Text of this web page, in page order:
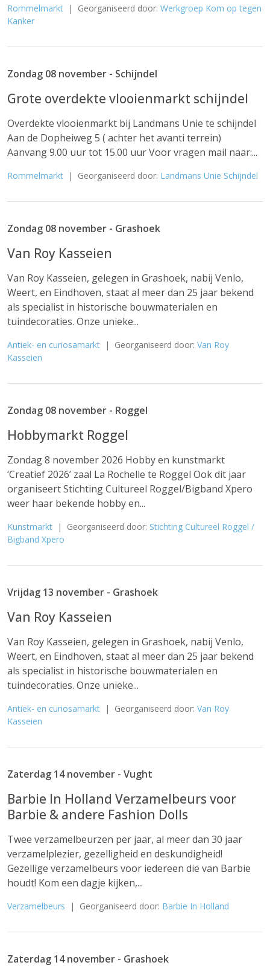
Rommelmarkt | Georganiseerd door: Werkgroep Kom op tegen
Kanker
Zondag 08 november - Schijndel
Grote overdekte vlooienmarkt schijndel
Overdekte vlooienmarkt bij Landmans Unie te schijndel
Aan de Dopheiweg 5 ( achter het avanti terrein)
Aanvang 9.00 uur tot 15.00 uur Voor vragen mail naar:...
Rommelmarkt | Georganiseerd door: Landmans Unie Schijndel
Zondag 08 november - Grashoek
Van Roy Kasseien
Van Roy Kasseien, gelegen in Grashoek, nabij Venlo,
Weert, en Eindhoven, staat al meer dan 25 jaar bekend
als specialist in historische bouwmaterialen en
tuindecoraties. Onze unieke...
Antiek- en curiosamarkt | Georganiseerd door: Van Roy
Kasseien
Zondag 08 november - Roggel
Hobbymarkt Roggel
Zondag 8 november 2026 Hobby en kunstmarkt
‘Creatief 2026’ zaal La Rochelle te Roggel Ook dit jaar
organiseert Stichting Cultureel Roggel/Bigband Xpero
weer haar bekende hobby en...
Kunstmarkt | Georganiseerd door: Stichting Cultureel Roggel /
Bigband Xpero
Vrijdag 13 november - Grashoek
Van Roy Kasseien
Van Roy Kasseien, gelegen in Grashoek, nabij Venlo,
Weert, en Eindhoven, staat al meer dan 25 jaar bekend
als specialist in historische bouwmaterialen en
tuindecoraties. Onze unieke...
Antiek- en curiosamarkt | Georganiseerd door: Van Roy
Kasseien
Zaterdag 14 november - Vught
Barbie In Holland Verzamelbeurs voor
Barbie & andere Fashion Dolls
Twee verzamelbeurzen per jaar, al meer dan 30 jaar
verzamelplezier, gezelligheid en deskundigheid!
Gezellige verzamelbeurs voor iedereen die van Barbie
houdt! Kom een dagje kijken,...
Verzamelbeurs | Georganiseerd door: Barbie In Holland
Zaterdag 14 november - Grashoek